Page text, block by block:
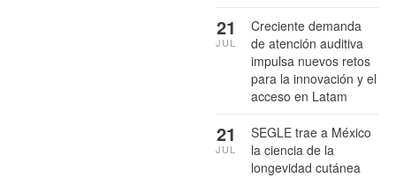
Creciente demanda
de atención auditiva
impulsa nuevos retos
para la innovación y el
acceso en Latam
21
JUL
SEGLE trae a México
la ciencia de la
longevidad cutánea
21
JUL